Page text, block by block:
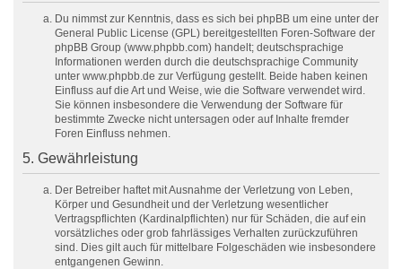
Du nimmst zur Kenntnis, dass es sich bei phpBB um eine unter der
General Public License (GPL) bereitgestellten Foren-Software der
phpBB Group (www.phpbb.com) handelt; deutschsprachige
Informationen werden durch die deutschsprachige Community
unter www.phpbb.de zur Verfügung gestellt. Beide haben keinen
Einfluss auf die Art und Weise, wie die Software verwendet wird.
Sie können insbesondere die Verwendung der Software für
bestimmte Zwecke nicht untersagen oder auf Inhalte fremder
Foren Einfluss nehmen.
5. Gewährleistung
Der Betreiber haftet mit Ausnahme der Verletzung von Leben,
Körper und Gesundheit und der Verletzung wesentlicher
Vertragspflichten (Kardinalpflichten) nur für Schäden, die auf ein
vorsätzliches oder grob fahrlässiges Verhalten zurückzuführen
sind. Dies gilt auch für mittelbare Folgeschäden wie insbesondere
entgangenen Gewinn.